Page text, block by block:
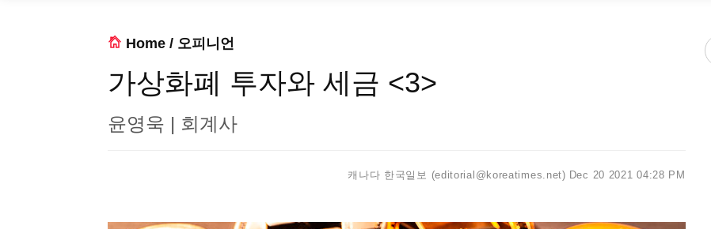
Home / 오피니언
가상화폐 투자와 세금 <3>
윤영욱 | 회계사
캐나다 한국일보 (editorial@koreatimes.net) Dec 20 2021 04:28 PM